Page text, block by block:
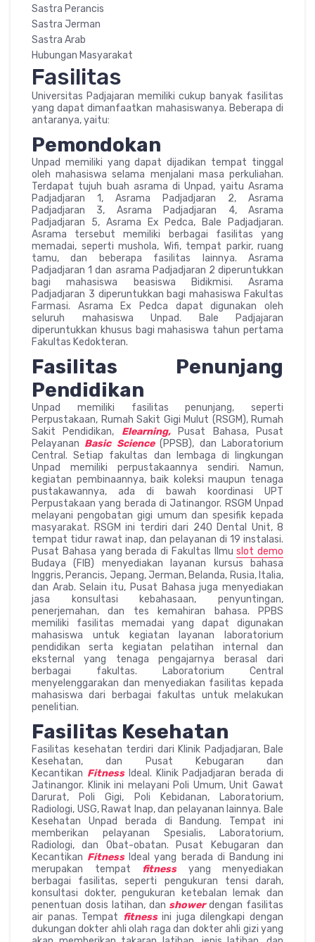
Sastra Perancis
Sastra Jerman
Sastra Arab
Hubungan Masyarakat
Fasilitas
Universitas Padjajaran memiliki cukup banyak fasilitas
yang dapat dimanfaatkan mahasiswanya. Beberapa di
antaranya, yaitu:
Pemondokan
Unpad memiliki yang dapat dijadikan tempat tinggal
oleh mahasiswa selama menjalani masa perkuliahan.
Terdapat tujuh buah asrama di Unpad, yaitu Asrama
Padjadjaran 1, Asrama Padjadjaran 2, Asrama
Padjadjaran 3, Asrama Padjadjaran 4, Asrama
Padjadjaran 5, Asrama Ex Pedca, Bale Padjadjaran.
Asrama tersebut memiliki berbagai fasilitas yang
memadai, seperti mushola, Wifi, tempat parkir, ruang
tamu, dan beberapa fasilitas lainnya. Asrama
Padjadjaran 1 dan asrama Padjadjaran 2 diperuntukkan
bagi mahasiswa beasiswa Bidikmisi. Asrama
Padjadjaran 3 diperuntukkan bagi mahasiswa Fakultas
Farmasi. Asrama Ex Pedca dapat digunakan oleh
seluruh mahasiswa Unpad. Bale Padjajaran
diperuntukkan khusus bagi mahasiswa tahun pertama
Fakultas Kedokteran.
Fasilitas Penunjang
Pendidikan
Unpad memiliki fasilitas penunjang, seperti
Perpustakaan, Rumah Sakit Gigi Mulut (RSGM), Rumah
Sakit Pendidikan, Elearning,Pusat Bahasa, Pusat
Pelayanan Basic Science(PPSB), dan Laboratorium
Central. Setiap fakultas dan lembaga di lingkungan
Unpad memiliki perpustakaannya sendiri. Namun,
kegiatan pembinaannya, baik koleksi maupun tenaga
pustakawannya, ada di bawah koordinasi UPT
Perpustakaan yang berada di Jatinangor. RSGM Unpad
melayani pengobatan gigi umum dan spesifik kepada
masyarakat. RSGM ini terdiri dari 240 Dental Unit, 8
tempat tidur rawat inap, dan pelayanan di 19 instalasi.
Pusat Bahasa yang berada di Fakultas Ilmuslot demo
Budaya (FIB) menyediakan layanan kursus bahasa
Inggris, Perancis, Jepang, Jerman, Belanda, Rusia, Italia,
dan Arab. Selain itu, Pusat Bahasa juga menyediakan
jasa konsultasi kebahasaan, penyuntingan,
penerjemahan, dan tes kemahiran bahasa. PPBS
memiliki fasilitas memadai yang dapat digunakan
mahasiswa untuk kegiatan layanan laboratorium
pendidikan serta kegiatan pelatihan internal dan
eksternal yang tenaga pengajarnya berasal dari
berbagai fakultas. Laboratorium Central
menyelenggarakan dan menyediakan fasilitas kepada
mahasiswa dari berbagai fakultas untuk melakukan
penelitian.
Fasilitas Kesehatan
Fasilitas kesehatan terdiri dari Klinik Padjadjaran, Bale
Kesehatan, dan Pusat Kebugaran dan
Kecantikan FitnessIdeal. Klinik Padjadjaran berada di
Jatinangor. Klinik ini melayani Poli Umum, Unit Gawat
Darurat, Poli Gigi, Poli Kebidanan, Laboratorium,
Radiologi, USG, Rawat Inap, dan pelayanan lainnya. Bale
Kesehatan Unpad berada di Bandung. Tempat ini
memberikan pelayanan Spesialis, Laboratorium,
Radiologi, dan Obat-obatan. Pusat Kebugaran dan
Kecantikan FitnessIdeal yang berada di Bandung ini
merupakan tempat fitnessyang menyediakan
berbagai fasilitas, seperti pengukuran tensi darah,
konsultasi dokter, pengukuran ketebalan lemak dan
penentuan dosis latihan, dan showerdengan fasilitas
air panas. Tempat fitnessini juga dilengkapi dengan
dukungan dokter ahli olah raga dan dokter ahli gizi yang